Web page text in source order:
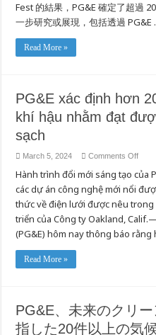
來
標
Fest 的結果，PG&E 確定了超過
一步研究或展現，包括透過 PG&E
Read More »
PG&E xác định hơn
khí hậu nhằm đạt
sạch
March 5, 2024 Comments Offon
xác
định
hơn
giải
pháp
công
nghệ
khí
sạch
Hành trình đổi mới sáng tạo của
các dự án công nghệ mới nổi
thức về điện lưới được nêu
triển của Công ty Oakland,
(PG&E) hôm nay thông báo
Read More »
PG&E、未来のクリ
指した20件以上の気